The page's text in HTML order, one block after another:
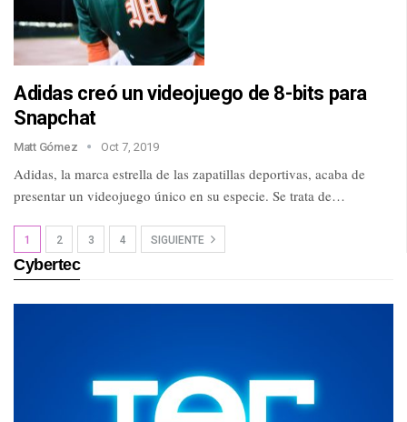
Adidas creó un videojuego de 8-bits para
Snapchat
Matt Gómez Oct 7, 2019
Adidas, la marca estrella de las zapatillas deportivas, acaba de
presentar un videojuego único en su especie. Se trata de…
1 2 3 4 SIGUIENTE
Cybertec